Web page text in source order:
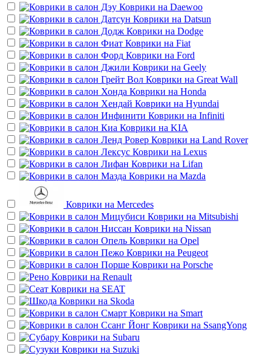
Коврики на Daewoo
Коврики на Datsun
Коврики на Dodge
Коврики на Fiat
Коврики на Ford
Коврики на Geely
Коврики на Great Wall
Коврики на Honda
Коврики на Hyundai
Коврики на Infiniti
Коврики на KIA
Коврики на Land Rover
Коврики на Lexus
Коврики на Lifan
Коврики на Mazda
Коврики на Mercedes
Коврики на Mitsubishi
Коврики на Nissan
Коврики на Opel
Коврики на Peugeot
Коврики на Porsche
Коврики на Renault
Коврики на SEAT
Коврики на Skoda
Коврики на Smart
Коврики на SsangYong
Коврики на Subaru
Коврики на Suzuki